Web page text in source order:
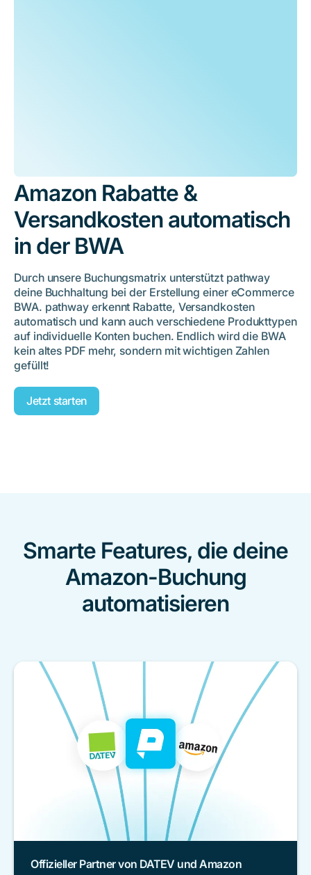
Amazon Rabatte &
Versandkosten automatisch
in der BWA
Durch unsere Buchungsmatrix unterstützt pathway
deine Buchhaltung bei der Erstellung einer eCommerce
BWA. pathway erkennt Rabatte, Versandkosten
automatisch und kann auch verschiedene Produkttypen
auf individuelle Konten buchen. Endlich wird die BWA
kein altes PDF mehr, sondern mit wichtigen Zahlen
gefüllt!
Jetzt starten
Smarte Features, die deine
Amazon-Buchung
automatisieren
Offizieller Partner von DATEV und Amazon